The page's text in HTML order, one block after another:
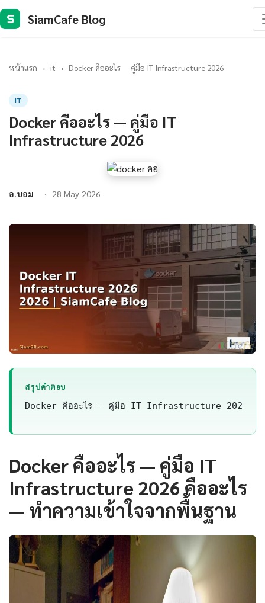
S SiamCafe Blog
หน้าแรก › it › Docker คืออะไร — คู่มือ IT Infrastructure 2026
IT
Docker คืออะไร — คู่มือ IT
Infrastructure 2026
อ.บอม 28 May 2026
สรุปคำตอบ
Docker คืออะไร — คู่มือ IT Infrastructure 2026 เป็นเ
Docker คืออะไร — คู่มือ IT
Infrastructure 2026 คืออะไร
— ทำความเข้าใจจากพื้นฐาน